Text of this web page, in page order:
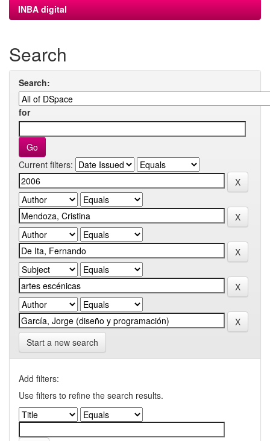
INBA digital
Search
Search:
for
Current filters:
Start a new search
Add filters:
Use filters to refine the search results.